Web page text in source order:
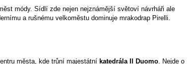
módy. Sídlí zde nejen nejznámější světoví návrháři ale
a rušnému velkoměstu dominuje mrakodrap Pirelli.
města, kde trůní majestátní katedrála Il Duomo. Nejde o